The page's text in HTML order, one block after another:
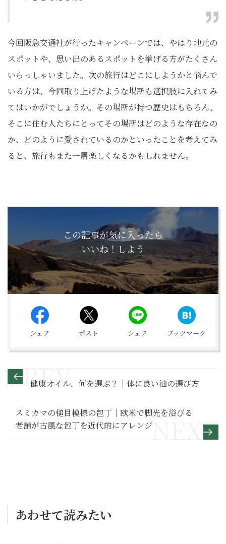
今回阪急交通社が行ったキャンペーンでは、やはり地元の
スポットや、思い出のあるスポットを挙げる方がたくさん
いらっしゃいました。次の旅行はどこにしようかと悩んで
いる方は、今回取り上げたような場所も選択肢に入れてみ
てはいかがでしょうか。その場所が持つ歴史はもちろん、
そこに住む人たちにとってその場所はどのような存在なの
か、どのように愛されているのかといったことを考えてみ
ると、旅行もまた一層楽しくなるかもしれません。
この記事が気に入ったら
いいね！しよう
シェア ポスト シェア ブックマーク
健康オイル、何を選ぶ？｜体に良い油の選び方
スミカマの槌目模様の包丁｜欧米で脚光を浴びる
老舗が古風な包丁を近代的にアレンジ
あわせて読みたい